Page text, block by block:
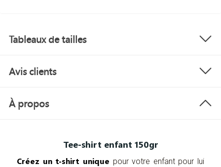
Tableaux de tailles
Avis clients
À propos
Tee-shirt enfant 150gr
Créez un t-shirt unique pour votre enfant pour lui